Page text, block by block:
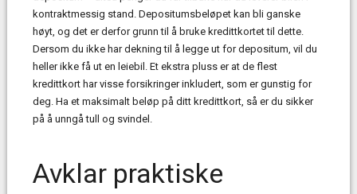
kontraktmessig stand. Depositumsbeløpet kan bli ganske
høyt, og det er derfor grunn til å bruke kredittkortet til dette.
Dersom du ikke har dekning til å legge ut for depositum, vil du
heller ikke få ut en leiebil. Et ekstra pluss er at de flest
kredittkort har visse forsikringer inkludert, som er gunstig for
deg. Ha et maksimalt beløp på ditt kredittkort, så er du sikker
på å unngå tull og svindel.
Avklar praktiske